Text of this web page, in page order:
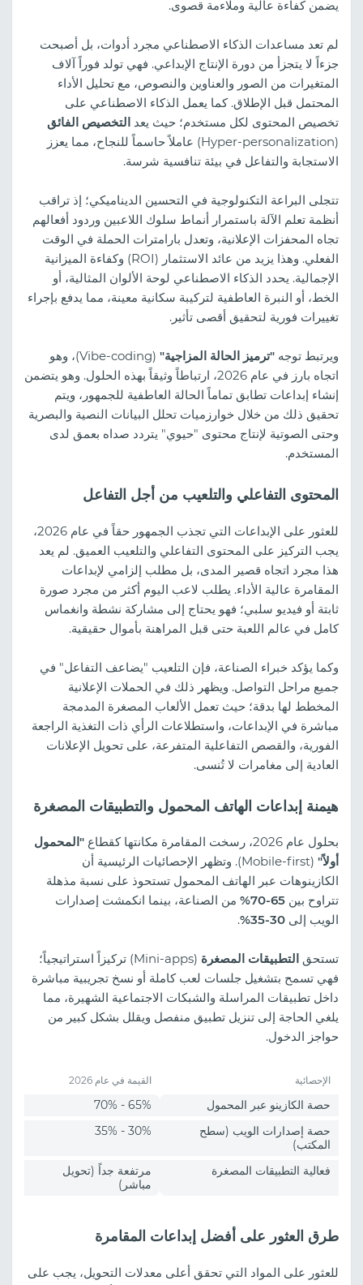
يضمن كفاءة عالية وملاءمة قصوى.
لم تعد مساعدات الذكاء الاصطناعي مجرد أدوات، بل أصبحت
جزءاً لا يتجزأ من دورة الإنتاج الإبداعي. فهي تولد فوراً آلاف
المتغيرات من الصور والعناوين والنصوص، مع تحليل الأداء
المحتمل قبل الإطلاق. كما يعمل الذكاء الاصطناعي على
تخصيص المحتوى لكل مستخدم؛ حيث يعد التخصيص الفائق
(Hyper-personalization) عاملاً حاسماً للنجاح، مما يعزز
الاستجابة والتفاعل في بيئة تنافسية شرسة.
تتجلى البراعة التكنولوجية في التحسين الديناميكي؛ إذ تراقب
أنظمة تعلم الآلة باستمرار أنماط سلوك اللاعبين وردود أفعالهم
تجاه المحفزات الإعلانية، وتعدل بارامترات الحملة في الوقت
الفعلي. وهذا يزيد من عائد الاستثمار (ROI) وكفاءة الميزانية
الإجمالية. يحدد الذكاء الاصطناعي لوحة الألوان المثالية، أو
الخط، أو النبرة العاطفية لتركيبة سكانية معينة، مما يدفع بإجراء
تغييرات فورية لتحقيق أقصى تأثير.
ويرتبط توجه "ترميز الحالة المزاجية"
(Vibe-coding)، وهو
اتجاه بارز في عام 2026، ارتباطاً وثيقاً بهذه الحلول. وهو يتضمن
إنشاء إبداعات تطابق تماماً الحالة العاطفية للجمهور، ويتم
تحقيق ذلك من خلال خوارزميات تحلل البيانات النصية والبصرية
وحتى الصوتية لإنتاج محتوى "حيوي" يتردد صداه بعمق لدى
المستخدم.
المحتوى التفاعلي والتلعيب من أجل التفاعل
للعثور على الإبداعات التي تجذب الجمهور حقاً في عام 2026،
يجب التركيز على المحتوى التفاعلي والتلعيب العميق. لم يعد
هذا مجرد اتجاه قصير المدى، بل مطلب إلزامي لإبداعات
المقامرة عالية الأداء. يطلب لاعب اليوم أكثر من مجرد صورة
ثابتة أو فيديو سلبي؛ فهو يحتاج إلى مشاركة نشطة وانغماس
كامل في عالم اللعبة حتى قبل المراهنة بأموال حقيقية.
وكما يؤكد خبراء الصناعة، فإن التلعيب "يضاعف التفاعل" في
جميع مراحل التواصل. ويظهر ذلك في الحملات الإعلانية
المخطط لها بدقة؛ حيث تعمل الألعاب المصغرة المدمجة
مباشرة في الإبداعات، واستطلاعات الرأي ذات التغذية الراجعة
الفورية، والقصص التفاعلية المتفرعة، على تحويل الإعلانات
العادية إلى مغامرات لا تُنسى.
هيمنة إبداعات الهاتف المحمول والتطبيقات المصغرة
بحلول عام 2026، رسخت المقامرة مكانتها كقطاع
"المحمول
أولاً"
(Mobile-first). وتظهر الإحصائيات الرئيسية أن
الكازينوهات عبر الهاتف المحمول تستحوذ على نسبة مذهلة
تتراوح بين 65-70%
من الصناعة، بينما انكمشت إصدارات
الويب إلى 30-35%
.
تستحق التطبيقات المصغرة
(Mini-apps) تركيزاً استراتيجياً؛
فهي تسمح بتشغيل جلسات لعب كاملة أو نسخ تجريبية مباشرة
داخل تطبيقات المراسلة والشبكات الاجتماعية الشهيرة، مما
يلغي الحاجة إلى تنزيل تطبيق منفصل ويقلل بشكل كبير من
حواجز الدخول.
الإحصائية القيمة في عام 2026
حصة الكازينو عبر المحمول
65% - 70%
حصة إصدارات الويب (سطح
المكتب)
30% - 35%
فعالية التطبيقات المصغرة
مرتفعة جداً (تحويل
مباشر)
طرق العثور على أفضل إبداعات المقامرة
للعثور على المواد التي تحقق أعلى معدلات التحويل، يجب على